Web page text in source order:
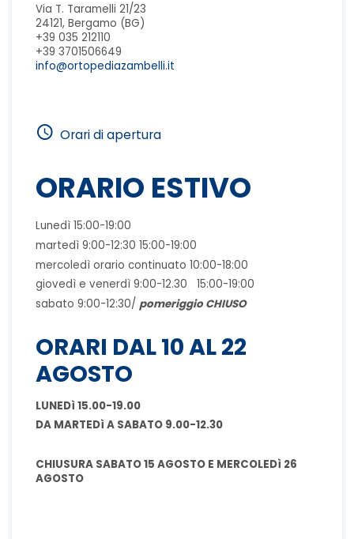
Via T. Taramelli 21/23
24121, Bergamo (BG)
+39 035 212110
+39 3701506649
info@ortopediazambelli.it
Orari di apertura
ORARIO ESTIVO
Lunedì 15:00-19:00
martedì 9:00-12:30 15:00-19:00
mercoledì orario continuato 10:00-18:00
giovedì e venerdì 9:00-12.30 15:00-19:00
sabato 9:00-12:30/ pomeriggio CHIUSO
ORARI DAL 10 AL 22
AGOSTO
LUNEDì 15.00-19.00
DA MARTEDì A SABATO 9.00-12.30
CHIUSURA SABATO 15 AGOSTO E MERCOLEDì 26
AGOSTO